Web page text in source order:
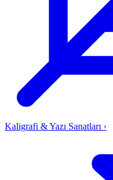
Kaligrafi & Yazı Sanatları ›